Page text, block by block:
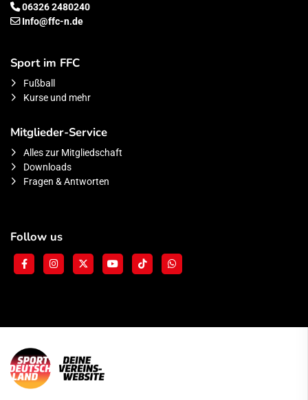
06326 2480240
Info@ffc-n.de
Sport im FFC
Fußball
Kurse und mehr
Mitglieder-Service
Alles zur Mitgliedschaft
Downloads
Fragen & Antworten
Follow us